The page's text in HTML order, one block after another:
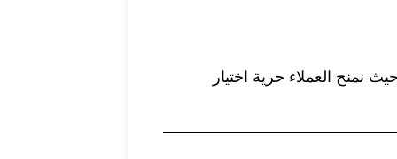
نمنح العملاء حرية اختيار